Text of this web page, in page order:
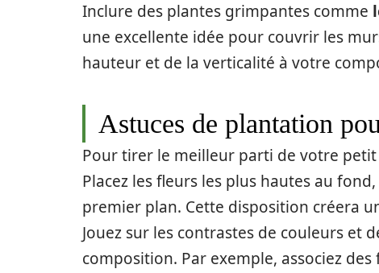
Inclure des plantes grimpantes comme
une excellente idée pour couvrir les
hauteur et de la verticalité à votre
Astuces de plantation
Pour tirer le meilleur parti de votre
Placez les fleurs les plus hautes au
premier plan. Cette disposition créera
Jouez sur les contrastes de couleurs et
composition. Par exemple, associez